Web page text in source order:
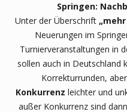
Springen:
Unter der Überschrift
Neuerungen im
Turnierveranstaltungen in
sollen auch in Deutschland
Korrekturrunden,
Konkurrenz leichter und
außer Konkurrenz sind